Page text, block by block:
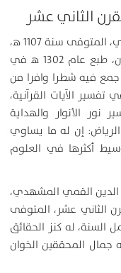
الثاني عشر
1ـ السيد هاشم بن سليمان الحسيني البحراني، المتوفى سنة 1107 ه‍،
أو 1109 ه‍، مؤلف البرهان في تفسير القرآن، طبع عام 1302 ه‍ في
جمع فيه شطرا وافرا من
الآيات القرآنية،
نور الأنوار والهداية
إن له ما يساوي
أكثرها في العلوم
الدين القمي المشهدي،
عشر، المتوفى
السنة، له كنز الحقائق
جمال المحققين الخوان